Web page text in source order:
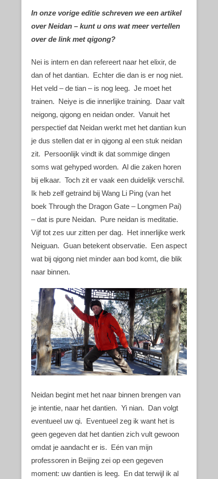
In onze vorige editie schreven we een artikel
over Neidan – kunt u ons wat meer vertellen
over de link met qigong?
Nei is intern en dan refereert naar het elixir, de
dan of het dantian. Echter die dan is er nog niet.
Het veld – de tian – is nog leeg. Je moet het
trainen. Neiye is die innerlijke training. Daar valt
neigong, qigong en neidan onder. Vanuit het
perspectief dat Neidan werkt met het dantian kun
je dus stellen dat er in qigong al een stuk neidan
zit. Persoonlijk vindt ik dat sommige dingen
soms wat gehyped worden. Al die zaken horen
bij elkaar. Toch zit er vaak een duidelijk verschil.
Ik heb zelf getraind bij Wang Li Ping (van het
boek Through the Dragon Gate – Longmen Pai)
– dat is pure Neidan. Pure neidan is meditatie.
Vijf tot zes uur zitten per dag. Het innerlijke werk
Neiguan. Guan betekent observatie. Een aspect
wat bij qigong niet minder aan bod komt, die blik
naar binnen.
Neidan begint met het naar binnen brengen van
je intentie, naar het dantien. Yi nian. Dan volgt
eventueel uw qi. Eventueel zeg ik want het is
geen gegeven dat het dantien zich vult gewoon
omdat je aandacht er is. Eén van mijn
professoren in Beijing zei op een gegeven
moment: uw dantien is leeg. En dat terwijl ik al